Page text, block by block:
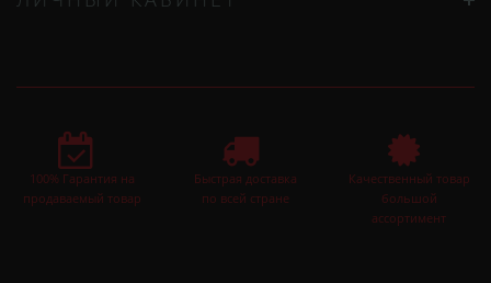
100% Гарантия на
продаваемый товар
Быстрая доставка
по всей стране
Качественный товар
большой
ассортимент